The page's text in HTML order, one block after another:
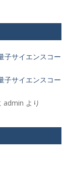
子サイエンスコー
子サイエンスコー
admin より